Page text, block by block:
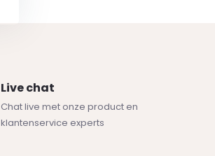
Live chat
Chat live met onze product en
klantenservice experts